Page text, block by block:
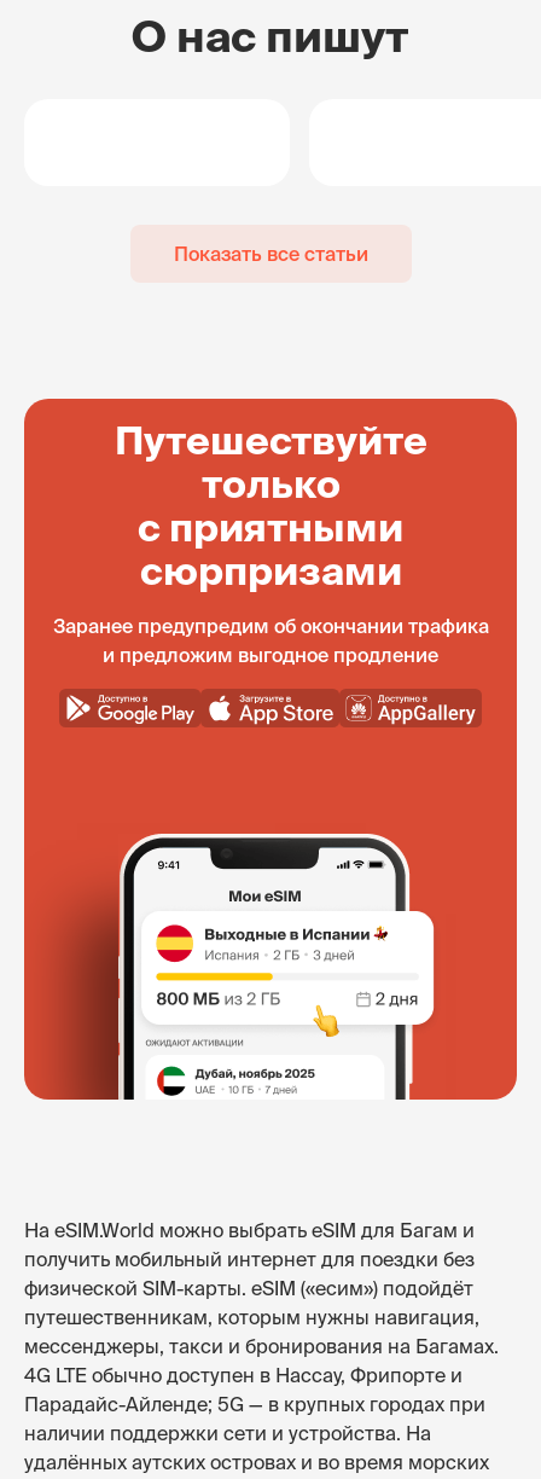
О нас пишут
Показать все статьи
Путешествуйте
только
с приятными
сюрпризами
Заранее предупредим об окончании трафика
и предложим выгодное продление
На eSIM.World можно выбрать eSIM для Багам и
получить мобильный интернет для поездки без
физической SIM-карты. eSIM («есим») подойдёт
путешественникам, которым нужны навигация,
мессенджеры, такси и бронирования на Багамах.
4G LTE обычно доступен в Нассау, Фрипорте и
Парадайс-Айленде; 5G — в крупных городах при
наличии поддержки сети и устройства. На
удалённых аутских островах и во время морских